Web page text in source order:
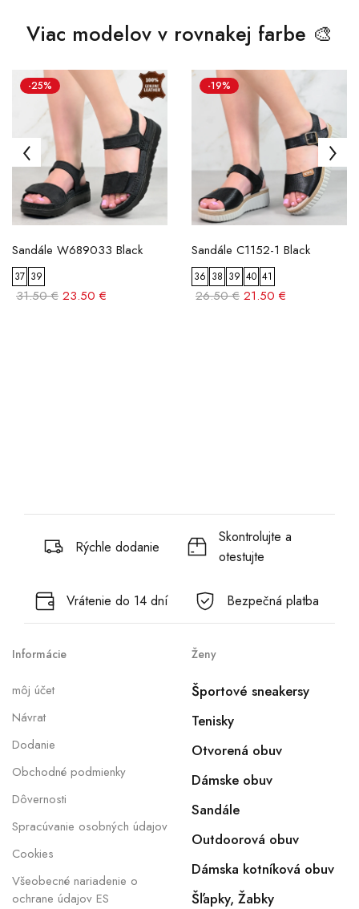
Viac modelov v rovnakej farbe 🎨
-25%
Sandále W689033 Black
37 39
31.50 € 23.50 €
-19%
Sandále C1152-1 Black
36 38 39 40 41
26.50 € 21.50 €
Rýchle dodanie
Skontrolujte a
otestujte
Vrátenie do 14 dní Bezpečná platba
Informácie
môj účet
Návrat
Dodanie
Obchodné podmienky
Dôvernosti
Spracúvanie osobných údajov
Cookies
Všeobecné nariadenie o
ochrane údajov ES
Ženy
Športové sneakersy
Tenisky
Otvorená obuv
Dámske obuv
Sandále
Outdoorová obuv
Dámska kotníková obuv
Šľapky, Žabky